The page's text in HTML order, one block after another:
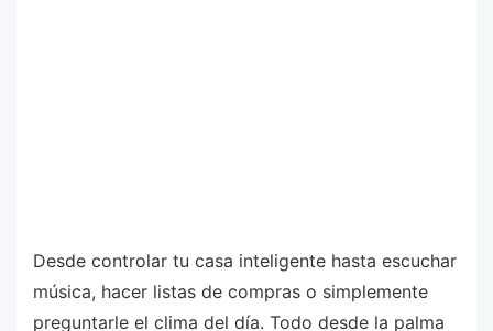
Desde controlar tu casa inteligente hasta escuchar
música, hacer listas de compras o simplemente
preguntarle el clima del día. Todo desde la palma